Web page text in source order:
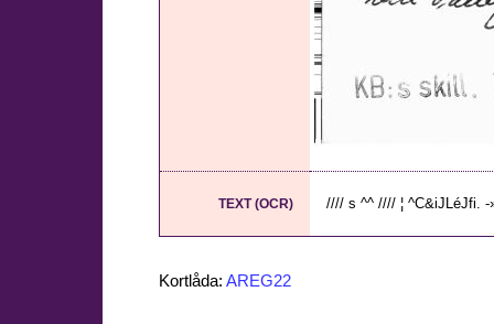
TEXT (OCR) //// s ^^ //// ¦ ^C&iJLéJfi.
Kortlåda: AREG22